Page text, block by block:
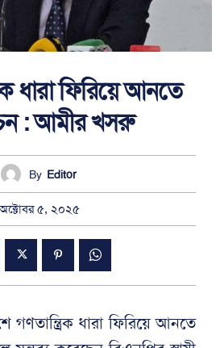
ধারা ফিরিয়ে আনতে
: আমীর খসরু
By Editor
অক্টোবর ৫, ২০২৫
গণতান্ত্রিক ধারা ফিরিয়ে আনতে